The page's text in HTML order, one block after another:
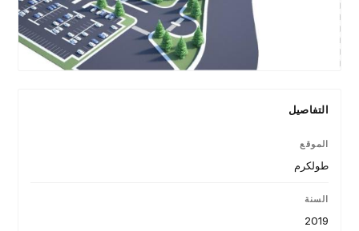
التفاصيل
الموقع
طولكرم
السنة
2019